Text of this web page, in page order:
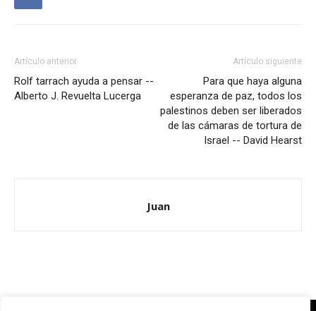
Artículo anterior
Rolf tarrach ayuda a pensar --
Alberto J. Revuelta Lucerga
Artículo siguiente
Para que haya alguna
esperanza de paz, todos los
palestinos deben ser liberados
de las cámaras de tortura de
Israel -- David Hearst
Juan